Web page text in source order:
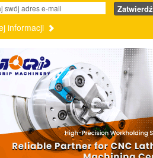
Zatwierdź
informacji